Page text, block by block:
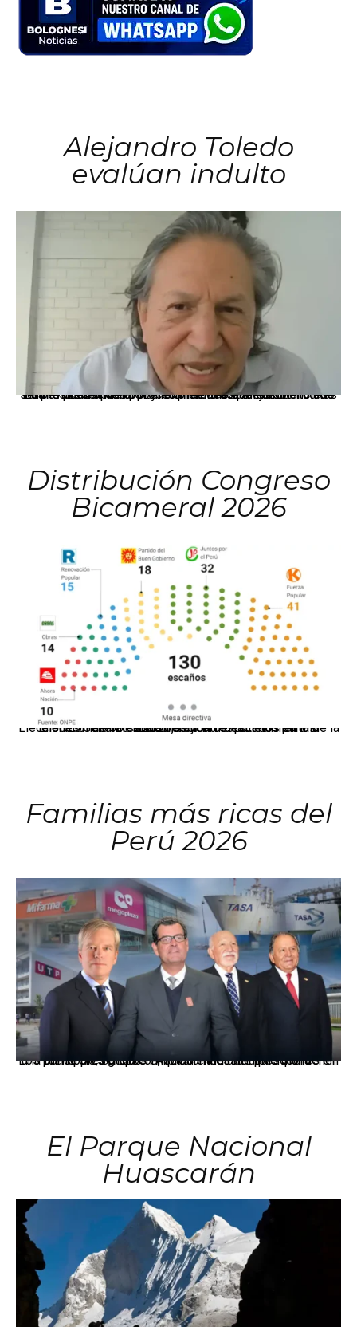
Alejandro Toledo
evalúan indulto
La presidenta Keiko Fujimori informó que la solicitud de indulto presentada por el expresidente Alejandro Toledo será evaluada por la Comisión de Gracias Presidenciales conforme al procedimiento establecido.
Distribución Congreso
Bicameral 2026
El JNE oficializó la distribución de escaños para la elección de 60 senadores y 130 diputados en las Elecciones Generales 2026, tras el restablecimiento de la Bicameralidad.
Familias más ricas del
Perú 2026
Los principales grupos empresariales del país mantienen una fuerte presencia en Áncash mediante inversiones en comercio, educación, salud e industria pesquera.
El Parque Nacional
Huascarán